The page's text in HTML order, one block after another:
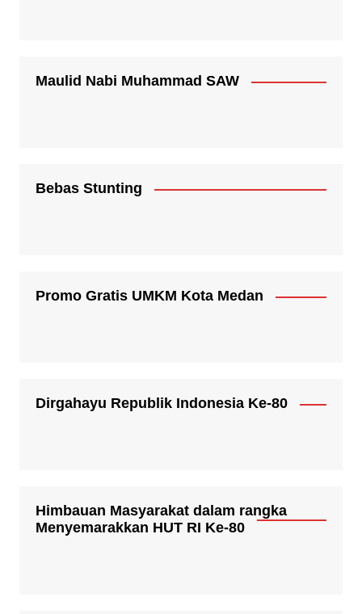
Maulid Nabi Muhammad SAW
Bebas Stunting
Promo Gratis UMKM Kota Medan
Dirgahayu Republik Indonesia Ke-80
Himbauan Masyarakat dalam rangka
Menyemarakkan HUT RI Ke-80